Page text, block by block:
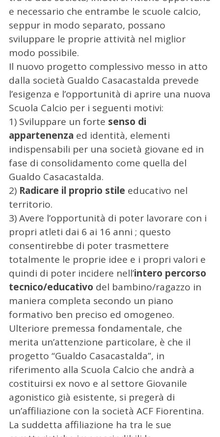
e necessario che entrambe le scuole calcio,
seppur in modo separato, possano
sviluppare le proprie attività nel miglior
modo possibile.
Il nuovo progetto complessivo messo in atto
dalla società Gualdo Casacastalda prevede
l’esigenza e l’opportunità di aprire una nuova
Scuola Calcio per i seguenti motivi:
1) Sviluppare un forte senso di
appartenenza ed identità, elementi
indispensabili per una società giovane ed in
fase di consolidamento come quella del
Gualdo Casacastalda.
2) Radicare il proprio stile educativo nel
territorio.
3) Avere l’opportunità di poter lavorare con i
propri atleti dai 6 ai 16 anni ; questo
consentirebbe di poter trasmettere
totalmente le proprie idee e i propri valori e
quindi di poter incidere nell’intero percorso
tecnico/educativo del bambino/ragazzo in
maniera completa secondo un piano
formativo ben preciso ed omogeneo.
Ulteriore premessa fondamentale, che
merita un’attenzione particolare, è che il
progetto “Gualdo Casacastalda”, in
riferimento alla Scuola Calcio che andrà a
costituirsi ex novo e al settore Giovanile
agonistico già esistente, si pregerà di
un’affiliazione con la società ACF Fiorentina.
La suddetta affiliazione ha tra le sue
C
e
c
a
p
e